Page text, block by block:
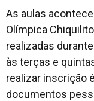
As aulas
Olímpica
realizadas
às terças e
realizar inscrição
documentos